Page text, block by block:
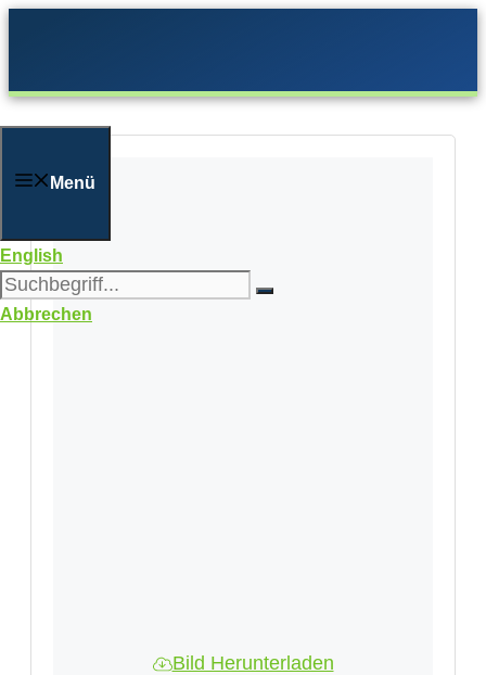
Menü
English
Abbrechen
Bild Herunterladen